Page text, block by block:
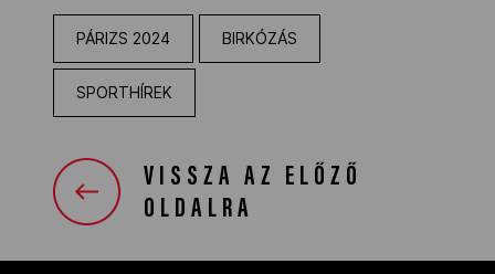
PÁRIZS 2024 BIRKÓZÁS
SPORTHÍREK
VISSZA AZ ELŐZŐ
OLDALRA